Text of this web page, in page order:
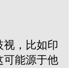
，比如印
可能源于他